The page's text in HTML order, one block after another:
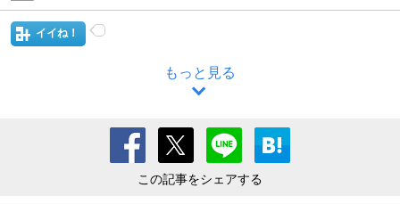
イイね！
もっと見る
この記事をシェアする